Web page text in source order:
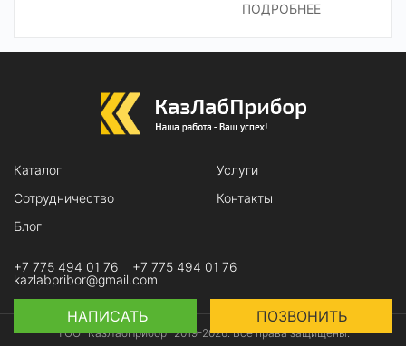
ПОДРОБНЕЕ
Каталог
Услуги
Сотрудничество
Контакты
Блог
+7 775 494 01 76
+7 775 494 01 76
kazlabpribor@gmail.com
ТОО "КазЛабПрибор" 2019-2026. Все права защищены.
НАПИСАТЬ ПОЗВОНИТЬ